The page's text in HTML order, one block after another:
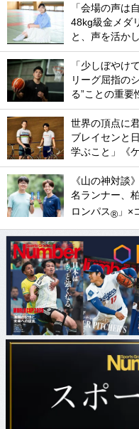
「会場の声は
48kg級金メダ
と、声を活か
「少しぼやけ
リーグ屈指の
る”ことの重要
世界の頂点に
ブレイセンと
学ぶこと」《
《山の神対談
名ランナー、
ロンパス® 」×